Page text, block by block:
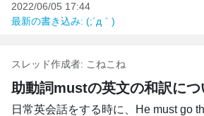
2022/06/05 17:44
最新の書き込み: (;´д｀)
スレッド作成者: こねこね
助動詞mustの英文の和訳につ